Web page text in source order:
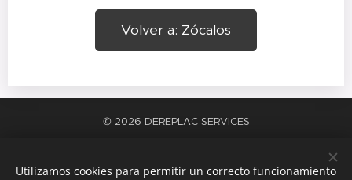
Volver a: Zócalos
© 2026 DEREPLAC SERVICES
Idiomas
Utilizamos cookies para permitir un correcto funcionamiento